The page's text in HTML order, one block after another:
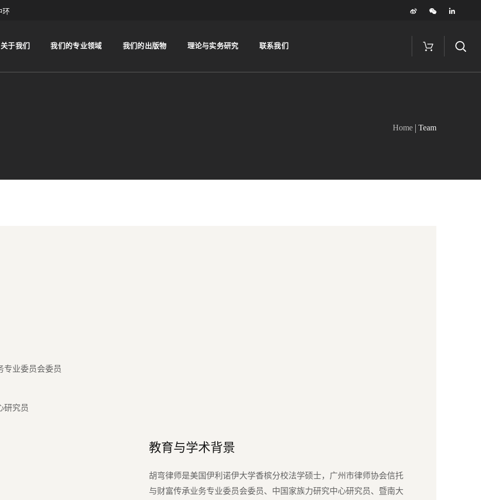
环
关于我们 我们的专业领域 我们的出版物 理论与实务研究 联系我们
Home Team
专业委员会委员
研究员
教育与学术背景
胡弯律师是美国伊利诺伊大学香槟分校法学硕士，广州市律师协会信托
与财富传承业务专业委员会委员、中国家族力研究中心研究员、暨南大